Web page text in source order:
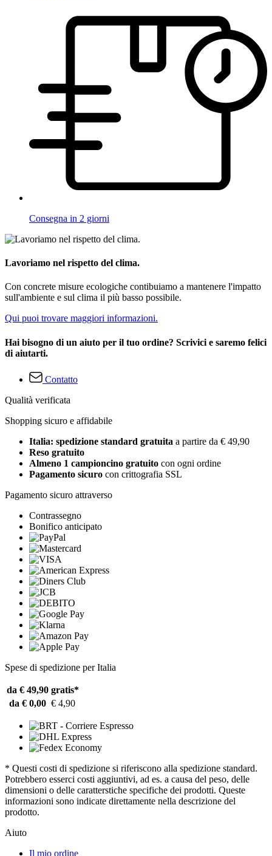
Consegna in 2 giorni
Lavoriamo nel rispetto del clima.
Con concrete misure ecologiche contibuiamo a mantenere l'impatto
sull'ambiente e sul clima il più basso possibile.
Qui puoi trovare maggiori informazioni.
Hai bisogno di un aiuto per il tuo ordine? Scrivici e saremo felici
di aiutarti.
Contatto
Qualità verificata
Shopping sicuro e affidabile
Italia: spedizione standard gratuita a partire da € 49,90
Reso gratuito
Almeno 1 campioncino gratuito con ogni ordine
Pagamento sicuro con crittografia SSL
Pagamento sicuro attraverso
Contrassegno
Bonifico anticipato
Spese di spedizione per Italia
da € 49,90 gratis*
da € 0,00 € 4,90
* Questi costi di spedizione si riferiscono alla spedizione standard.
Potrebbero esserci costi aggiuntivi, ad es. a causa del peso, delle
dimensioni o delle caratterstiche specifiche dei prodotti. Queste
informazioni sono indicate direttamente nella descrizione del
prodotto.
Aiuto
Il mio ordine